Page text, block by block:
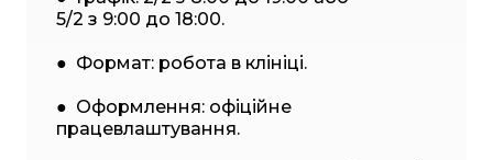
5/2 з 9:00 до 18:00.
● Формат: робота в клініці.
● Оформлення: офіційне
працевлаштування.